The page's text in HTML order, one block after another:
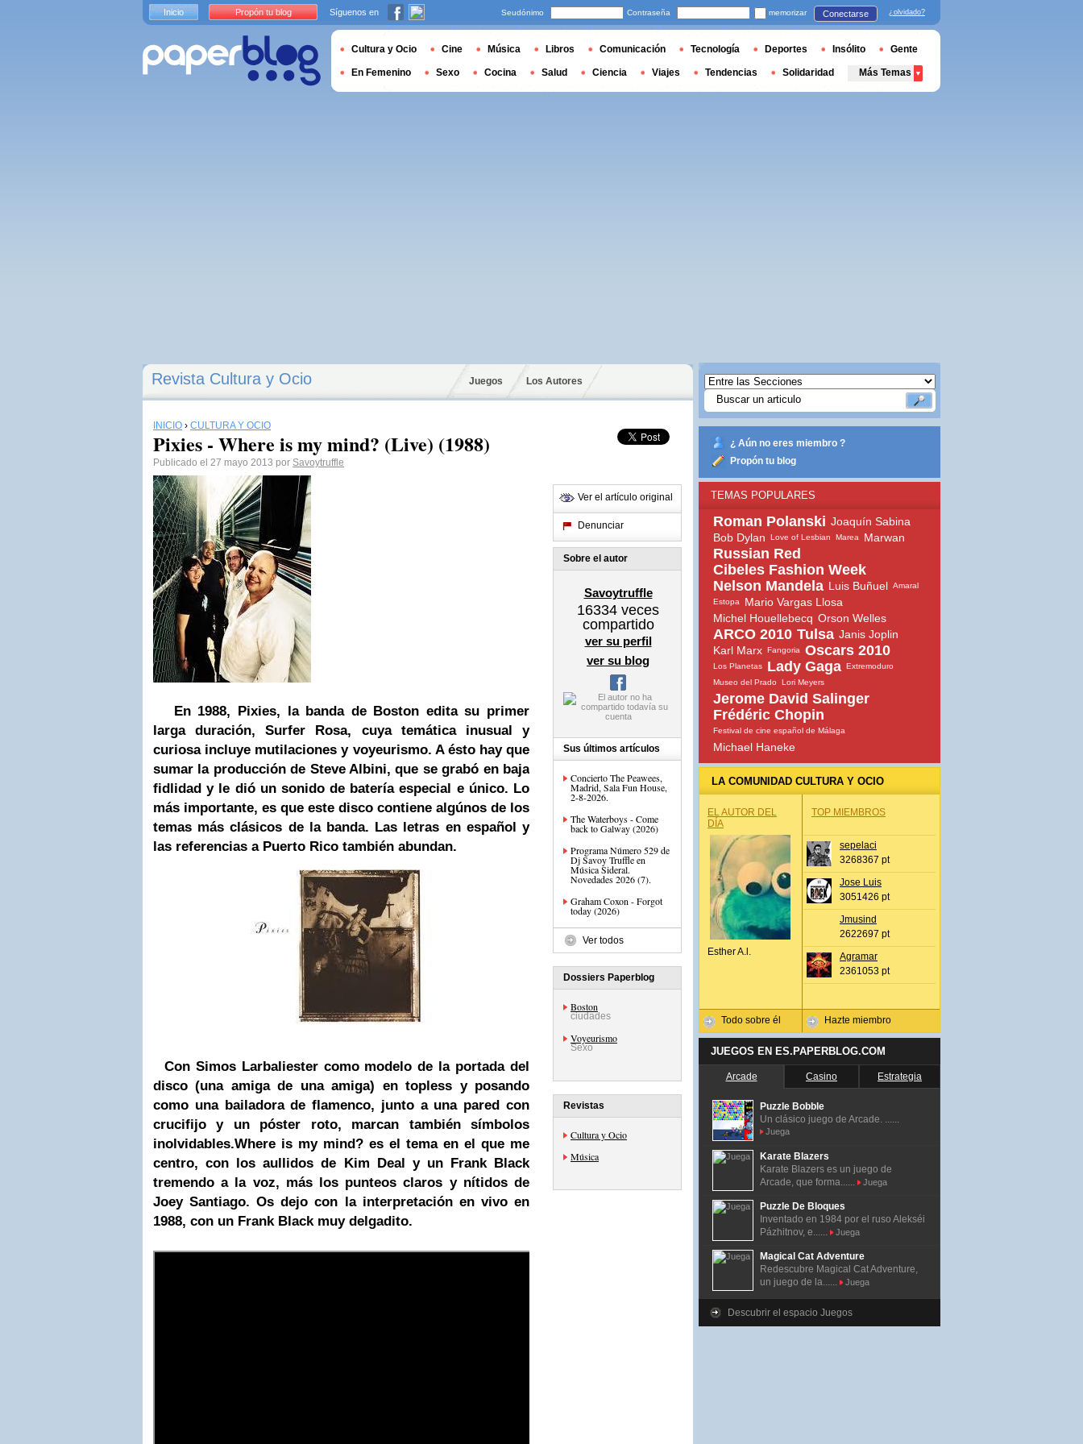
Revista Cultura y Ocio Juegos Los Autores
INICIO › CULTURA Y OCIO
Pixies - Where is my mind? (Live) (1988)
Publicado el 27 mayo 2013 por Savoytruffle
En 1988, Pixies, la banda de Boston edita su primer
larga duración, Surfer Rosa, cuya temática inusual y
curiosa incluye mutilaciones y voyeurismo. A ésto hay que
sumar la producción de Steve Albini, que se grabó en baja
fidlidad y le dió un sonido de batería especial e único. Lo
más importante, es que este disco contiene algúnos de los
temas más clásicos de la banda. Las letras en español y
las referencias a Puerto Rico también abundan.
Con Simos Larbaliester como modelo de la portada del
disco (una amiga de una amiga) en topless y posando
como una bailadora de flamenco, junto a una pared con
crucifijo y un póster roto, marcan también símbolos
inolvidables.Where is my mind? es el tema en el que me
centro, con los aullidos de Kim Deal y un Frank Black
tremendo a la voz, más los punteos claros y nítidos de
Joey Santiago. Os dejo con la interpretación en vivo en
1988, con un Frank Black muy delgadito.
Ver el artículo original
Denunciar
Sobre el autor
Savoytruffle
16334 veces
compartido
ver su perfil
ver su blog
Sus últimos artículos
Concierto The Peawees,
Madrid, Sala Fun House,
2-8-2026.
The Waterboys - Come
back to Galway (2026)
Programa Número 529 de
Dj Savoy Truffle en
Música Sideral.
Novedades 2026 (7).
Graham Coxon - Forgot
today (2026)
Ver todos
Dossiers Paperblog
Boston
ciudades
Voyeurismo
Sexo
Revistas
Cultura y Ocio
Música
¿ Aún no eres miembro ?
Propón tu blog
TEMAS POPULARES
Roman Polanski Joaquín Sabina
Bob Dylan
Love of Lesbian Marea Marwan
Russian Red
Cibeles Fashion Week
Nelson Mandela Luis Buñuel Amaral
Estopa
Mario Vargas Llosa
Michel Houellebecq Orson Welles
ARCO 2010 Tulsa Janis Joplin
Karl Marx Fangoria Oscars 2010
Los Planetas Lady Gaga Extremoduro
Museo del Prado
Lori Meyers
Jerome David Salinger
Frédéric Chopin
Festival de cine español de Málaga
Michael Haneke
LA COMUNIDAD CULTURA Y OCIO
EL AUTOR DEL
DÍA
Esther A.l.
Todo sobre él
TOP MIEMBROS
sepelaci
3268367 pt
Jose Luis
3051426 pt
Jmusind
2622697 pt
Agramar
2361053 pt
Hazte miembro
JUEGOS EN ES.PAPERBLOG.COM
Arcade Casino Estrategia
Puzzle Bobble
Un clásico juego de Arcade. ......
Juega
Karate Blazers
Karate Blazers es un juego de
Arcade, que forma......
Juega
Puzzle De Bloques
Inventado en 1984 por el ruso Alekséi
Pázhitnov, e......
Juega
Magical Cat Adventure
Redescubre Magical Cat Adventure,
un juego de la......
Juega
Descubrir el espacio Juegos
Inicio Propón tu blog Síguenos en Seudónimo Contraseña memorizar Conectarse ¿olvidado?
Cultura y Ocio Cine Música Libros Comunicación Tecnología Deportes Insólito Gente
En Femenino Sexo Cocina Salud Ciencia Viajes Tendencias Solidaridad Más Temas